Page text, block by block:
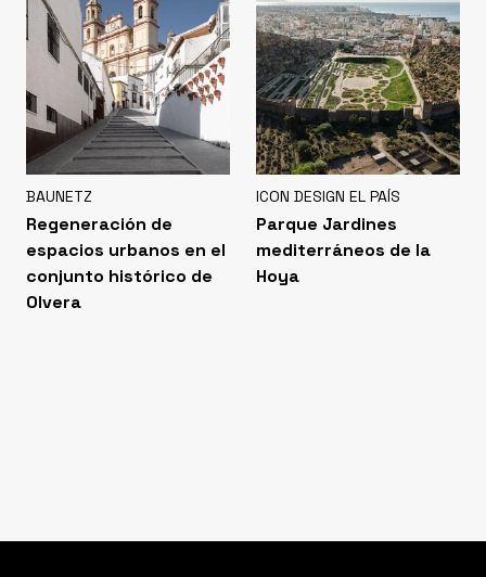
BAUNETZ
Regeneración de
espacios urbanos en el
conjunto histórico de
Olvera
ICON DESIGN EL PAÍS
Parque Jardines
mediterráneos de la
Hoya